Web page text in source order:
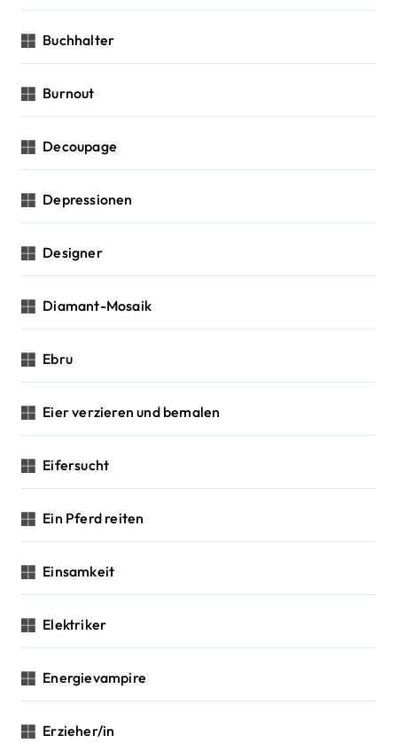
Buchhalter
Burnout
Decoupage
Depressionen
Designer
Diamant-Mosaik
Ebru
Eier verzieren und bemalen
Eifersucht
Ein Pferd reiten
Einsamkeit
Elektriker
Energievampire
Erzieher/in